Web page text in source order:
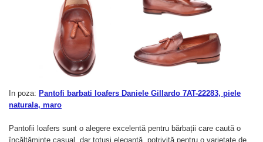
In poza: Pantofi barbati loafers Daniele Gillardo 7AT-22283, piele
naturala, maro
Pantofii loafers sunt o alegere excelentă pentru bărbații care caută o
încălțăminte casual, dar totuși elegantă, potrivită pentru o varietate de